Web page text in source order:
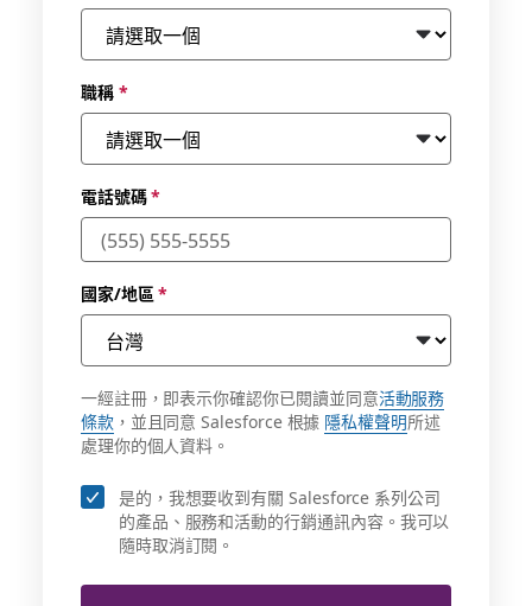
職稱*
電話號碼*
國家/地區 *
一經註冊，即表示你確認你已閱讀並同意活動服務
條款，並且同意 Salesforce 根據 隱私權聲明所述
處理你的個人資料。
是的，我想要收到有關 Salesforce 系列公司
的產品、服務和活動的行銷通訊內容。我可以
隨時取消訂閱。